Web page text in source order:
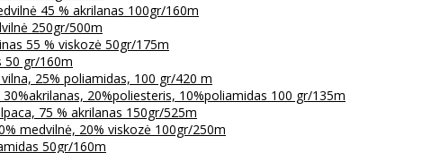
45 % akrilanas 100gr/160m
250gr/500m
55 % viskozė 50gr/175m
50 gr/160m
25% poliamidas, 100 gr/420 m
20%poliesteris, 10%poliamidas 100 gr/135m
75 % akrilanas 150gr/525m
medvilnė, 20% viskozė 100gr/250m
50gr/160m